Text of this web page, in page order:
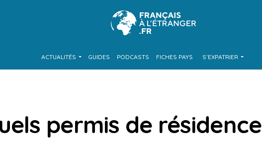
ACTUALITÉS GUIDES PODCASTS FICHES PAYS S’EXPATRIER
permis de résidence